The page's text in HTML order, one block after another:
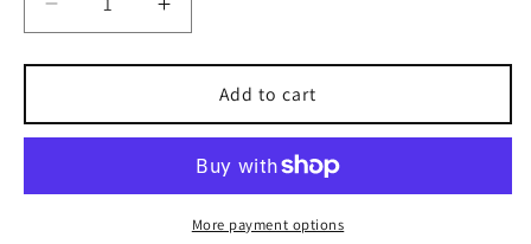
Decrease
quantity
for
SKF
16006/C3
Rillenkugellager
30x55x9
Increase
quantity
for
SKF
16006/C3
Rillenkugellager
30x55x9
mm
Add to cart
More payment options